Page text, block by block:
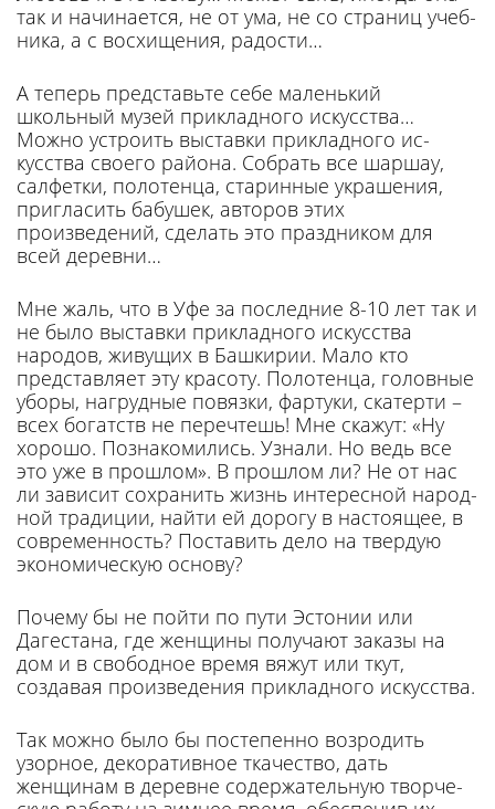
так и начинает­ся, не от ума, не со страниц учеб­
ника, а с восхищения, радости…
А теперь представьте себе ма­ленький
школьный музей при­кладного искусства…
Можно уст­роить выставки прикладного ис­
кусства своего района. Собрать все шаршау,
салфетки, полотенца, старинные украшения,
при­гласить бабушек, авторов этих
произведений, сделать это празд­ником для
всей деревни…
Мне жаль, что в Уфе за пос­ледние 8-10 лет так и
не было выставки прикладного искусства
народов, живущих в Башкирии. Мало кто
представляет эту кра­соту. Полотенца, головные
убо­ры, нагрудные повязки, фартуки, скатерти –
всех богатств не перечтешь! Мне скажут: «Ну
хорошо. Познакоми­лись. Узнали. Но ведь все
это уже в прошлом». В про­шлом ли? Не от нас
ли зависит сохра­нить жизнь интересной народ­
ной традиции, найти ей доро­гу в настоящее, в
современность? Поставить дело на твердую
эко­номическую основу?
Почему бы не пойти по пути Эстонии или
Дагестана, где жен­щины получают заказы на
дом и в свободное время вяжут или ткут,
создавая произведения прикладного искусства.
Так можно было бы постепен­но возродить
узорное, декоратив­ное ткачество, дать
женщинам в деревне содержательную творче­